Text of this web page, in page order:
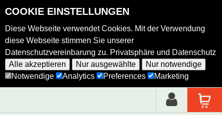
COOKIE EINSTELLUNGEN
Diese Webseite verwendet Cookies. Mit der Verwendung
diese Webseite stimmen Sie unserer
Datenschutzvereinbarung zu. Privatsphäre und Datenschutz
Alle akzeptieren
Nur ausgewählte
Nur notwendige
Notwendige
Analytics Preferences Marketing